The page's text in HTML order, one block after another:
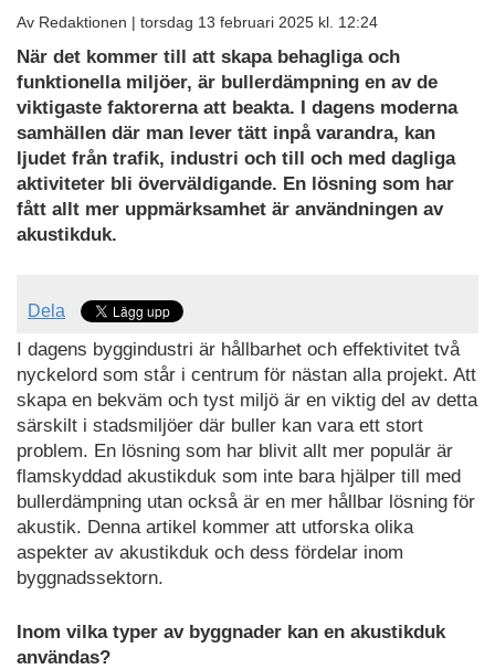
Av Redaktionen | torsdag 13 februari 2025 kl. 12:24
När det kommer till att skapa behagliga och
funktionella miljöer, är bullerdämpning en av de
viktigaste faktorerna att beakta. I dagens moderna
samhällen där man lever tätt inpå varandra, kan
ljudet från trafik, industri och till och med dagliga
aktiviteter bli överväldigande. En lösning som har
fått allt mer uppmärksamhet är användningen av
akustikduk.
Dela
I dagens byggindustri är hållbarhet och effektivitet två
nyckelord som står i centrum för nästan alla projekt. Att
skapa en bekväm och tyst miljö är en viktig del av detta
särskilt i stadsmiljöer där buller kan vara ett stort
problem. En lösning som har blivit allt mer populär är
flamskyddad akustikduk som inte bara hjälper till med
bullerdämpning utan också är en mer hållbar lösning för
akustik. Denna artikel kommer att utforska olika
aspekter av akustikduk och dess fördelar inom
byggnadssektorn.
Inom vilka typer av byggnader kan en akustikduk
användas?